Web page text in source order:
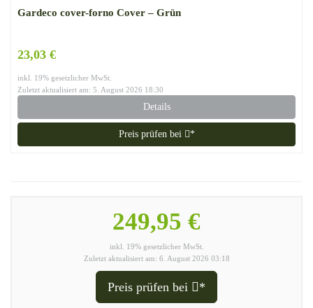
Gardeco cover-forno Cover – Grün
23,03 €
inkl. 19% gesetzlicher MwSt.
Zuletzt aktualisiert am: 5. August 2026 18:30
Details
Preis prüfen bei *
249,95 €
inkl. 19% gesetzlicher MwSt.
Zuletzt aktualisiert am: 6. August 2026 03:18
Preis prüfen bei *